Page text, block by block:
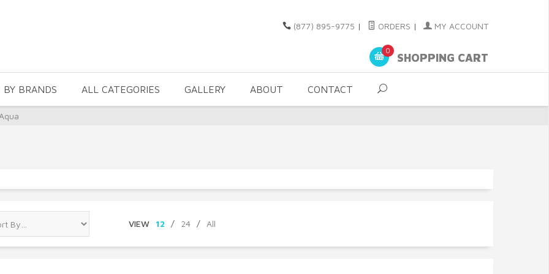
(877) 895-9775 | ORDERS | MY ACCOUNT
0
SHOPPING CART
BY BRANDS ALL CATEGORIES GALLERY ABOUT CONTACT
VIEW 12 / 24 / All